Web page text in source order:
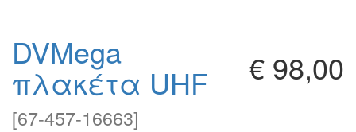
€ 98,00
DVMega
πλακέτα UHF
[67-457-16663]